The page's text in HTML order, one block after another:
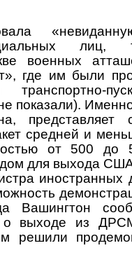
лиц,
военных
где им были
показали).
представляет
средней и
от 500 до
для выхода
иностранных
Вашингтон
о выходе из